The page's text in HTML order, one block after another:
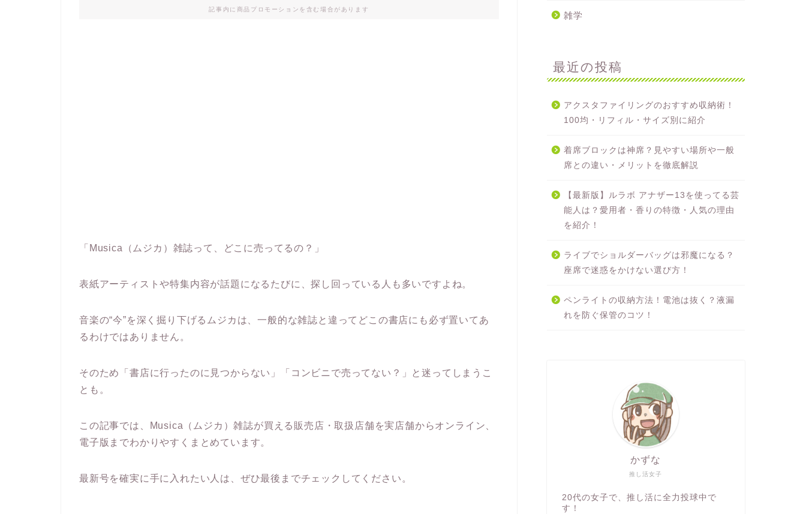
記事内に商品プロモーションを含む場合があります
「Musica（ムジカ）雑誌って、どこに売ってるの？」
表紙アーティストや特集内容が話題になるたびに、探し回っている人も多いですよね。
音楽の“今”を深く掘り下げるムジカは、一般的な雑誌と違ってどこの書店にも必ず置いてあ
るわけではありません。
そのため「書店に行ったのに見つからない」「コンビニで売ってない？」と迷ってしまうこ
とも。
この記事では、Musica（ムジカ）雑誌が買える販売店・取扱店舗を実店舗からオンライン、
電子版までわかりやすくまとめています。
最新号を確実に手に入れたい人は、ぜひ最後までチェックしてください。
雑学
最近の投稿
アクスタファイリングのおすすめ収納術！
100均・リフィル・サイズ別に紹介
着席ブロックは神席？見やすい場所や一般
席との違い・メリットを徹底解説
【最新版】ルラボ アナザー13を使ってる芸
能人は？愛用者・香りの特徴・人気の理由
を紹介！
ライブでショルダーバッグは邪魔になる？
座席で迷惑をかけない選び方！
ペンライトの収納方法！電池は抜く？液漏
れを防ぐ保管のコツ！
推し活女子
かずな
20代の女子で、推し活に全力投球中で
す！